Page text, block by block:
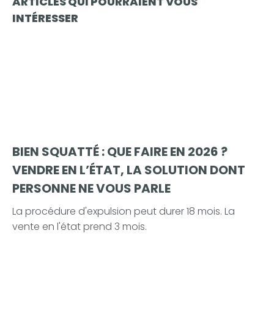
INTÉRESSER
BIEN SQUATTÉ : QUE FAIRE EN 2026 ?
VENDRE EN L’ÉTAT, LA SOLUTION DONT
PERSONNE NE VOUS PARLE
La procédure d'expulsion peut durer 18 mois. La
vente en l'état prend 3 mois.